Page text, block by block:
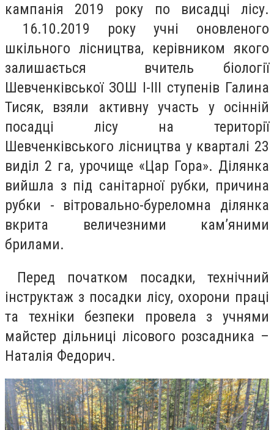
кампанія 2019 року по висадці лісу.
16.10.2019 року учні оновленого
шкільного лісництва, керівником якого
залишається вчитель біології
Шевченківської ЗОШ І-ІІІ ступенів Галина
Тисяк, взяли активну участь у осінній
посадці лісу на території
Шевченківського лісництва у кварталі 23
виділ 2 га, урочище «Цар Гора». Ділянка
вийшла з під санітарної рубки, причина
рубки - вітровально-буреломна ділянка
вкрита величезними кам’яними
брилами.
Перед початком посадки, технічний
інструктаж з посадки лісу, охорони праці
та техніки безпеки провела з учнями
майстер дільниці лісового розсадника –
Наталія Федорич.